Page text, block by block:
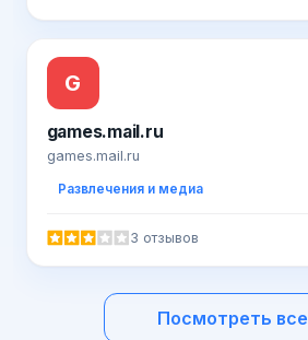
G
games.mail.ru
games.mail.ru
Развлечения и медиа
3 отзывов
Посмотреть все